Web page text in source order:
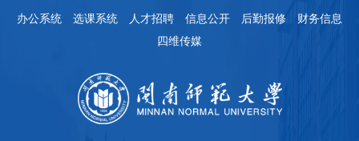
办公系统 选课系统 人才招聘 信息公开 后勤报修
财务信息
四维传媒